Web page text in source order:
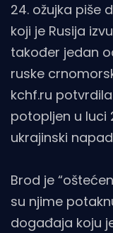
24. ožujka piše
koji je Rusija
također jedan
ruske
kchf.ru
potopljen u luci
ukrajinski
Brod je
su njime
događaja koju